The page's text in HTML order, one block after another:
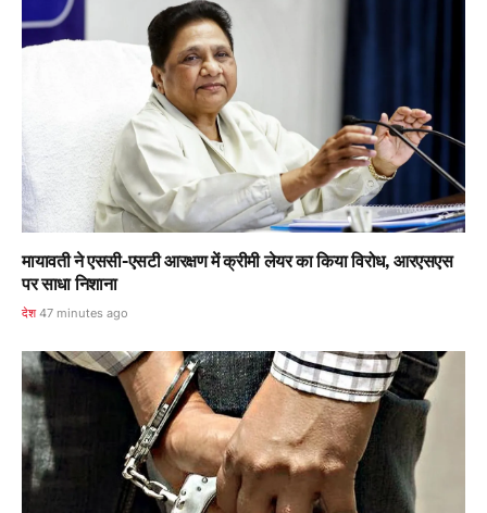
मायावती ने एससी-एसटी आरक्षण में क्रीमी लेयर का किया विरोध, आरएसएस
पर साधा निशाना
देश 47 minutes ago